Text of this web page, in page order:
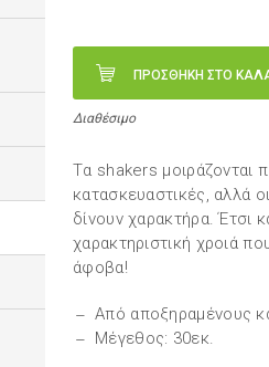
ΠΡΟΣΘΗΚΗ ΣΤΟ
Διαθέσιμο
Tα shakers μοιράζονται
κατασκευαστικές, αλλά
δίνουν χαρακτήρα. Έτσι
χαρακτηριστική χροιά
άφοβα!
Από αποξηραμένους
Μέγεθος: 30εκ.